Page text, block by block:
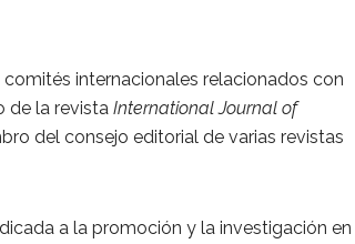
internacionales relacionados con
de la revista International Journal of
del consejo editorial de varias revistas
a la promoción y la investigación en